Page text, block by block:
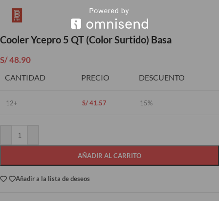
Cooler Ycepro 5 QT (Color Surtido) Basa
S/48.90
CANTIDAD PRECIO DESCUENTO
12+ S/41.57 15%
AÑADIR AL CARRITO
Añadir a la lista de deseos